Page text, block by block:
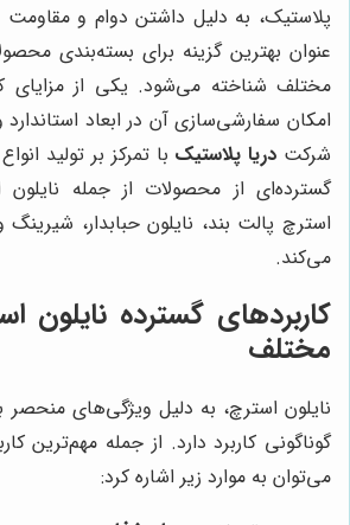
پلاستیک، به دلیل داشتن دوام و مقاومت
عنوان بهترین گزینه برای بسته‌بندی
مختلف شناخته می‌شود. یکی از مزایای
امکان سفارشی‌سازی آن در ابعاد
شرکت دریا پلاستیک با تمرکز بر تولید
گسترده‌ای از محصولات از جمله نایلون
استرچ پالت بند، نایلون حبابدار،
می‌کند.
کاربردهای گسترده نایلون
مختلف
نایلون استرچ، به دلیل ویژگی‌های منحصر
گوناگونی کاربرد دارد. از جمله مهم‌ترین
می‌توان به موارد زیر اشاره کرد: